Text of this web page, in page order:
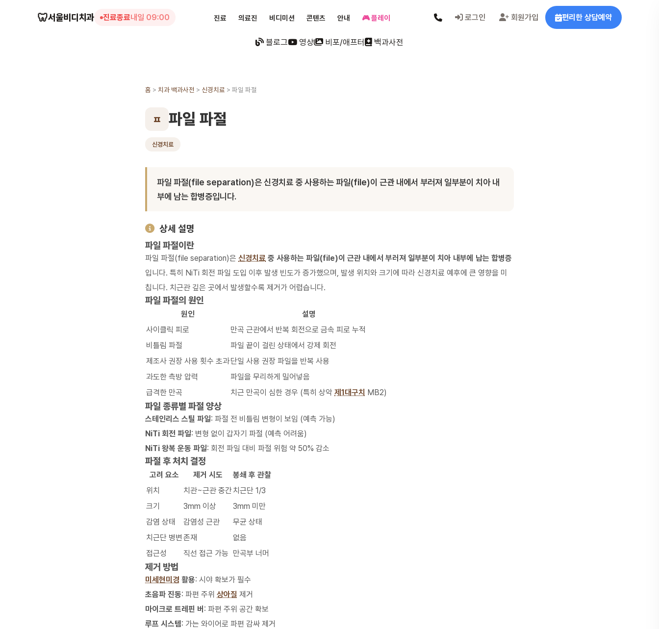
🦷서울비디치과 진료종료내일 09:00 진료 의료진 비디미션 콘텐츠 안내 🎮 플레이 로그인 회원가입 편리한 상담예약
블로그 영상 비포/애프터 백과사전
홈 > 치과 백과사전 > 신경치료 > 파일 파절
ㅍ 파일 파절
신경치료
파일 파절(file separation)은 신경치료 중 사용하는 파일(file)이 근관 내에서 부러져 일부분이 치아 내
부에 남는 합병증입니다.
상세 설명
파일 파절이란
파일 파절(file separation)은 신경치료 중 사용하는 파일(file)이 근관 내에서 부러져 일부분이 치아 내부에 남는 합병증
입니다. 특히 NiTi 회전 파일 도입 이후 발생 빈도가 증가했으며, 발생 위치와 크기에 따라 신경치료 예후에 큰 영향을 미
칩니다. 치근관 깊은 곳에서 발생할수록 제거가 어렵습니다.
파일 파절의 원인
원인
설명
사이클릭 피로
만곡 근관에서 반복 회전으로 금속 피로 누적
비틀림 파절
파일 끝이 걸린 상태에서 강제 회전
제조사 권장 사용 횟수 초과단일 사용 권장 파일을 반복 사용
과도한 측방 압력
파일을 무리하게 밀어넣음
급격한 만곡
치근 만곡이 심한 경우 (특히 상악 제1대구치 MB2)
파일 종류별 파절 양상
스테인리스 스틸 파일: 파절 전 비틀림 변형이 보임 (예측 가능)
NiTi 회전 파일: 변형 없이 갑자기 파절 (예측 어려움)
NiTi 왕복 운동 파일: 회전 파일 대비 파절 위험 약 50% 감소
파절 후 처치 결정
고려 요소 제거 시도
봉쇄 후 관찰
위치
치관~근관 중간치근단 1/3
크기
3mm 이상
3mm 미만
감염 상태
감염성 근관
무균 상태
치근단 병변 존재
없음
접근성
직선 접근 가능 만곡부 너머
제거 방법
미세현미경 활용: 시야 확보가 필수
초음파 진동: 파편 주위 상아질 제거
마이크로 트레핀 버 : 파편 주위 공간 확보
루프 시스템: 가는 와이어로 파편 감싸 제거